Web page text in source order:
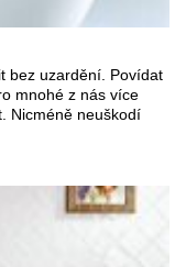
bez uzardění. Povídat
mnohé z nás více
Nicméně neuškodí